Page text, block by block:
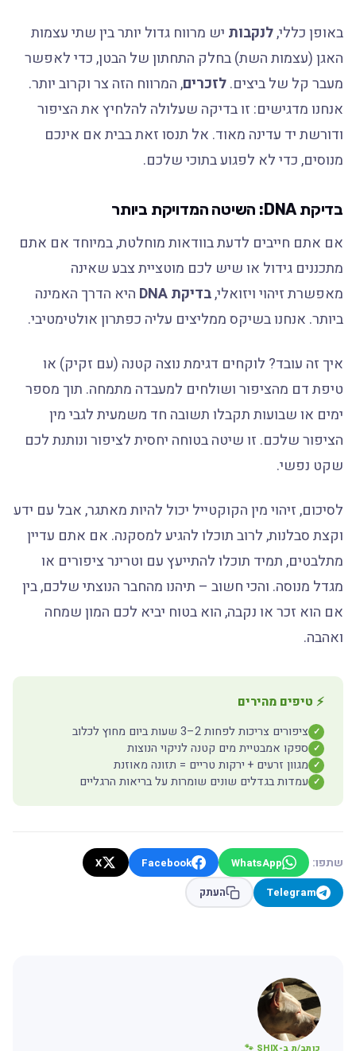
באופן כללי,לנקבותיש מרווח גדול יותר בין שתי עצמות
האגן (עצמות השת) בחלק התחתון של הבטן, כדי לאפשר
מעבר קל של ביצים.לזכרים, המרווח הזה צר וקרוב יותר.
אנחנו מדגישים: זו בדיקה שעלולה להלחיץ את הציפור
ודורשת יד עדינה מאוד. אל תנסו זאת בבית אם אינכם
מנוסים, כדי לא לפגוע בתוכי שלכם.
בדיקת DNA: השיטה המדויקת ביותר
אם אתם חייבים לדעת בוודאות מוחלטת, במיוחד אם אתם
מתכננים גידול או שיש לכם מוטציית צבע שאינה
מאפשרת זיהוי ויזואלי,בדיקת DNA
היא הדרך האמינה
ביותר. אנחנו בשיקס ממליצים עליה כפתרון אולטימטיבי.
איך זה עובד? לוקחים דגימת נוצה קטנה (עם זקיק) או
טיפת דם מהציפור ושולחים למעבדה מתמחה. תוך מספר
ימים או שבועות תקבלו תשובה חד משמעית לגבי מין
הציפור שלכם. זו שיטה בטוחה יחסית לציפור ונותנת לכם
שקט נפשי.
לסיכום, זיהוי מין הקוקטייל יכול להיות מאתגר, אבל עם ידע
וקצת סבלנות, לרוב תוכלו להגיע למסקנה. אם אתם עדיין
מתלבטים, תמיד תוכלו להתייעץ עם וטרינר ציפורים או
מגדל מנוסה. והכי חשוב – תיהנו מהחבר הנוצתי שלכם, בין
אם הוא זכר או נקבה, הוא בטוח יביא לכם המון שמחה
ואהבה.
⚡ טיפים מהירים
✓ ציפורים צריכות לפחות 2–3 שעות ביום מחוץ לכלוב
✓ ספקו אמבטיית מים קטנה לניקוי הנוצות
✓ מגוון זרעים + ירקות טריים = תזונה מאוזנת
✓ עמדות בגדלים שונים שומרות על בריאות הרגליים
שתפו: WhatsApp
Facebook
X
Telegram
העתק
כותב/ת ב-SHIX 🐾